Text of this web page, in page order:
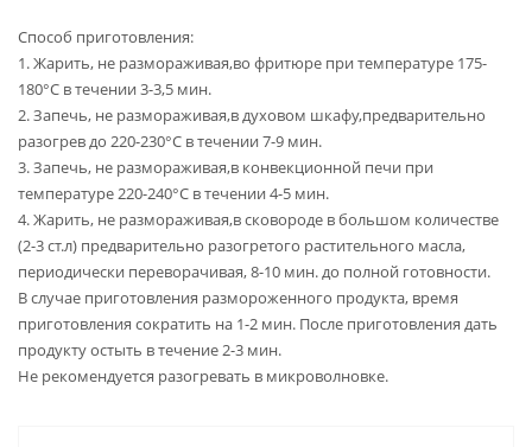
Способ приготовления:
1. Жарить, не размораживая,во фритюре при температуре 175-
180°С в течении 3-3,5 мин.
2. Запечь, не размораживая,в духовом шкафу,предварительно
разогрев до 220-230°С в течении 7-9 мин.
3. Запечь, не размораживая,в конвекционной печи при
температуре 220-240°С в течении 4-5 мин.
4. Жарить, не размораживая,в сковороде в большом количестве
(2-3 ст.л) предварительно разогретого растительного масла,
периодически переворачивая, 8-10 мин. до полной готовности.
В случае приготовления размороженного продукта, время
приготовления сократить на 1-2 мин. После приготовления дать
продукту остыть в течение 2-3 мин.
Не рекомендуется разогревать в микроволновке.